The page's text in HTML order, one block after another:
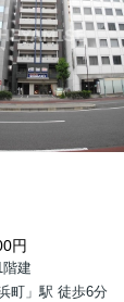
円
建
町」駅 徒歩6分